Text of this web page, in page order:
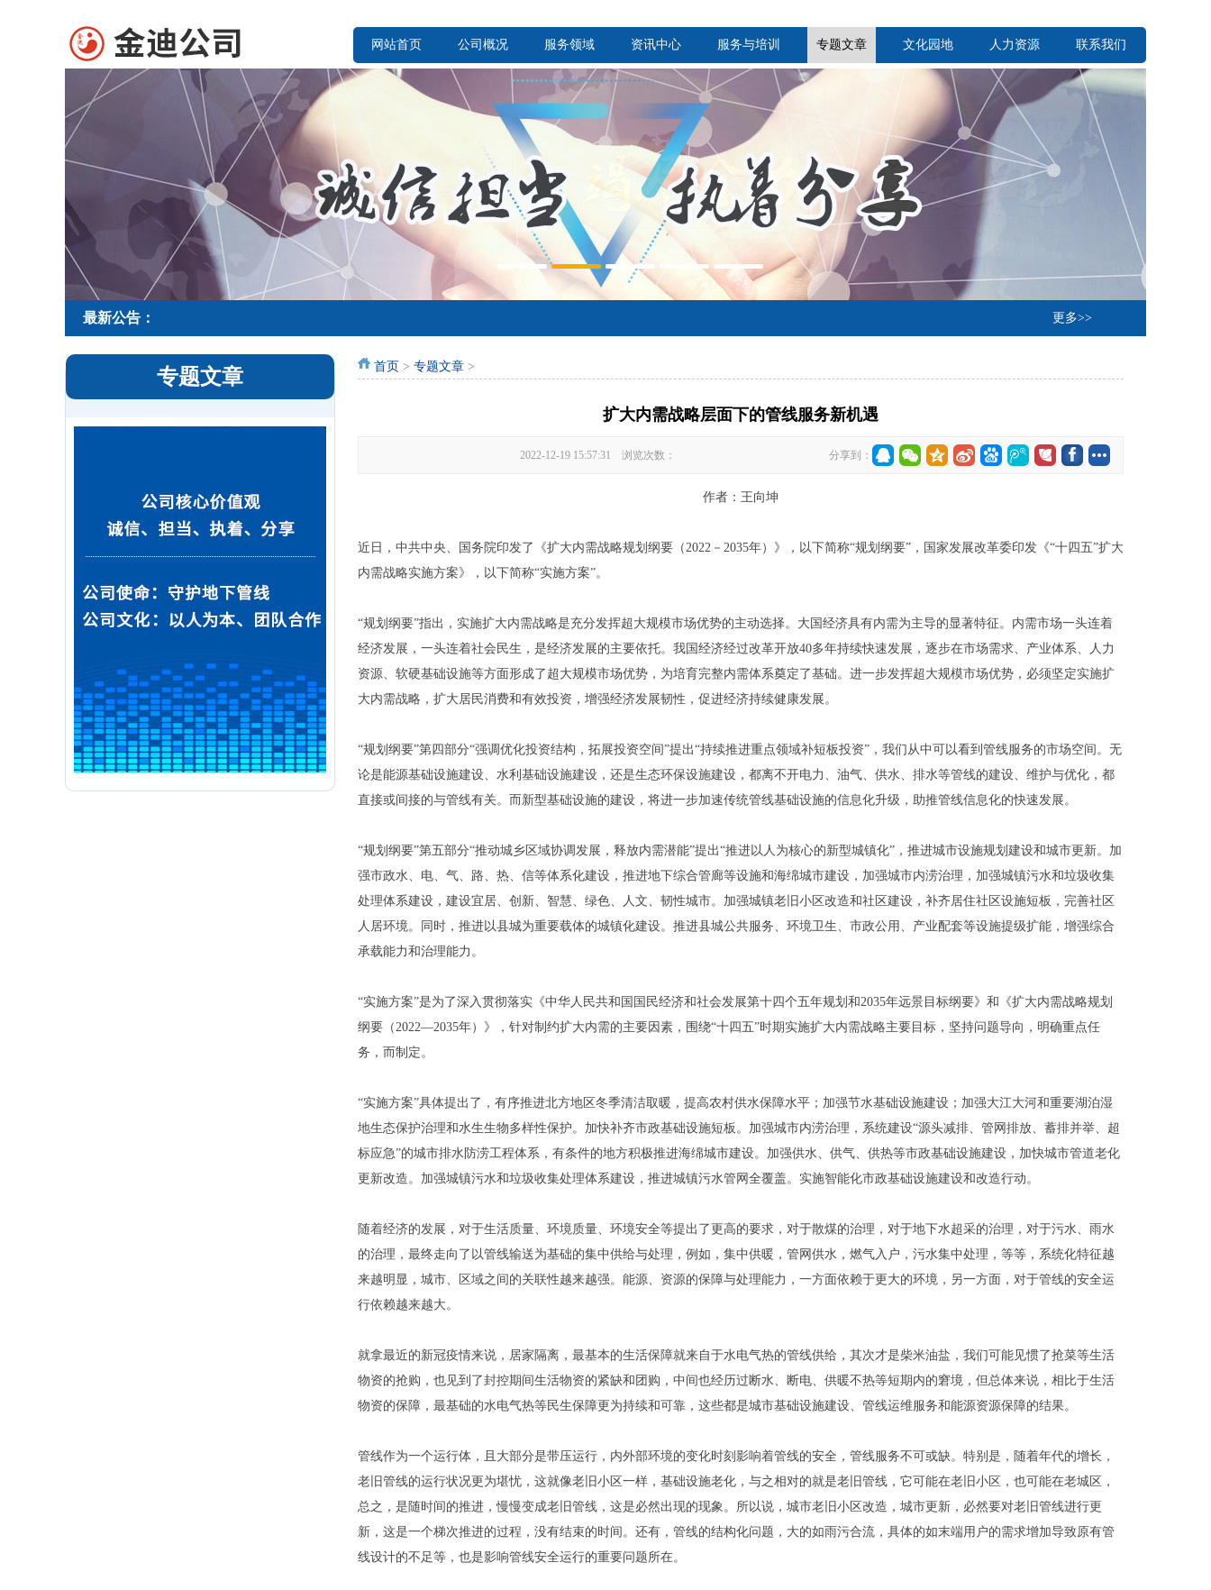
网站首页 公司概况 服务领域 资讯中心 服务与培训 专题文章 文化园地 人力资源 联系我们
最新公告： 更多>>
专题文章 首页 > 专题文章 >
扩大内需战略层面下的管线服务新机遇
2022-12-19 15:57:31 浏览次数： 分享到：
作者：王向坤
近日，中共中央、国务院印发了《扩大内需战略规划纲要（2022－2035年）》，以下简称“规划纲要”，国家发展改革委印发《“十四五”扩大
内需战略实施方案》，以下简称“实施方案”。
“规划纲要”指出，实施扩大内需战略是充分发挥超大规模市场优势的主动选择。大国经济具有内需为主导的显著特征。内需市场一头连着
经济发展，一头连着社会民生，是经济发展的主要依托。我国经济经过改革开放40多年持续快速发展，逐步在市场需求、产业体系、人力
资源、软硬基础设施等方面形成了超大规模市场优势，为培育完整内需体系奠定了基础。进一步发挥超大规模市场优势，必须坚定实施扩
大内需战略，扩大居民消费和有效投资，增强经济发展韧性，促进经济持续健康发展。
“规划纲要”第四部分“强调优化投资结构，拓展投资空间”提出“持续推进重点领域补短板投资”，我们从中可以看到管线服务的市场空间。无
论是能源基础设施建设、水利基础设施建设，还是生态环保设施建设，都离不开电力、油气、供水、排水等管线的建设、维护与优化，都
直接或间接的与管线有关。而新型基础设施的建设，将进一步加速传统管线基础设施的信息化升级，助推管线信息化的快速发展。
“规划纲要”第五部分“推动城乡区域协调发展，释放内需潜能”提出“推进以人为核心的新型城镇化”，推进城市设施规划建设和城市更新。加
强市政水、电、气、路、热、信等体系化建设，推进地下综合管廊等设施和海绵城市建设，加强城市内涝治理，加强城镇污水和垃圾收集
处理体系建设，建设宜居、创新、智慧、绿色、人文、韧性城市。加强城镇老旧小区改造和社区建设，补齐居住社区设施短板，完善社区
人居环境。同时，推进以县城为重要载体的城镇化建设。推进县城公共服务、环境卫生、市政公用、产业配套等设施提级扩能，增强综合
承载能力和治理能力。
“实施方案”是为了深入贯彻落实《中华人民共和国国民经济和社会发展第十四个五年规划和2035年远景目标纲要》和《扩大内需战略规划
纲要（2022—2035年）》，针对制约扩大内需的主要因素，围绕“十四五”时期实施扩大内需战略主要目标，坚持问题导向，明确重点任
务，而制定。
“实施方案”具体提出了，有序推进北方地区冬季清洁取暖，提高农村供水保障水平；加强节水基础设施建设；加强大江大河和重要湖泊湿
地生态保护治理和水生生物多样性保护。加快补齐市政基础设施短板。加强城市内涝治理，系统建设“源头减排、管网排放、蓄排并举、超
标应急”的城市排水防涝工程体系，有条件的地方积极推进海绵城市建设。加强供水、供气、供热等市政基础设施建设，加快城市管道老化
更新改造。加强城镇污水和垃圾收集处理体系建设，推进城镇污水管网全覆盖。实施智能化市政基础设施建设和改造行动。
随着经济的发展，对于生活质量、环境质量、环境安全等提出了更高的要求，对于散煤的治理，对于地下水超采的治理，对于污水、雨水
的治理，最终走向了以管线输送为基础的集中供给与处理，例如，集中供暖，管网供水，燃气入户，污水集中处理，等等，系统化特征越
来越明显，城市、区域之间的关联性越来越强。能源、资源的保障与处理能力，一方面依赖于更大的环境，另一方面，对于管线的安全运
行依赖越来越大。
就拿最近的新冠疫情来说，居家隔离，最基本的生活保障就来自于水电气热的管线供给，其次才是柴米油盐，我们可能见惯了抢菜等生活
物资的抢购，也见到了封控期间生活物资的紧缺和团购，中间也经历过断水、断电、供暖不热等短期内的窘境，但总体来说，相比于生活
物资的保障，最基础的水电气热等民生保障更为持续和可靠，这些都是城市基础设施建设、管线运维服务和能源资源保障的结果。
管线作为一个运行体，且大部分是带压运行，内外部环境的变化时刻影响着管线的安全，管线服务不可或缺。特别是，随着年代的增长，
老旧管线的运行状况更为堪忧，这就像老旧小区一样，基础设施老化，与之相对的就是老旧管线，它可能在老旧小区，也可能在老城区，
总之，是随时间的推进，慢慢变成老旧管线，这是必然出现的现象。所以说，城市老旧小区改造，城市更新，必然要对老旧管线进行更
新，这是一个梯次推进的过程，没有结束的时间。还有，管线的结构化问题，大的如雨污合流，具体的如末端用户的需求增加导致原有管
线设计的不足等，也是影响管线安全运行的重要问题所在。